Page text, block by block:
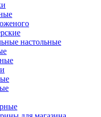
настольные